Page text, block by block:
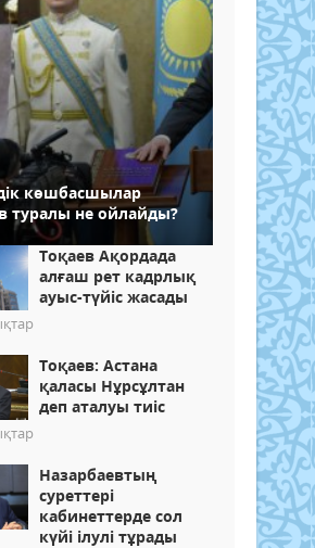
көшбасшылар
туралы не ойлайды?
Тоқаев Ақордада
алғаш рет кадрлық
ауыс-түйіс жасады
Тоқаев: Астана
қаласы Нұрсұлтан
деп аталуы тиіс
Назарбаевтың
суреттері
кабинеттерде сол
күйі ілулі тұрады